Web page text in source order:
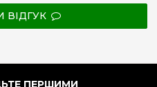
ВІДГУК
ПЕРШИМИ